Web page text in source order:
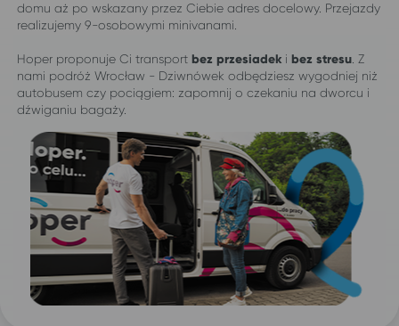
domu aż po wskazany przez Ciebie adres docelowy. Przejazdy
realizujemy 9-osobowymi minivanami.
Hoper proponuje Ci transport bez przesiadek i bez stresu . Z
nami podróż Wrocław - Dziwnówek odbędziesz wygodniej niż
autobusem czy pociągiem: zapomnij o czekaniu na dworcu i
dźwiganiu bagaży.